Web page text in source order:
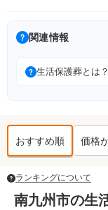
関連情報
生活保護葬とは？
おすすめ順 価格
ランキングについて
南九州市の生